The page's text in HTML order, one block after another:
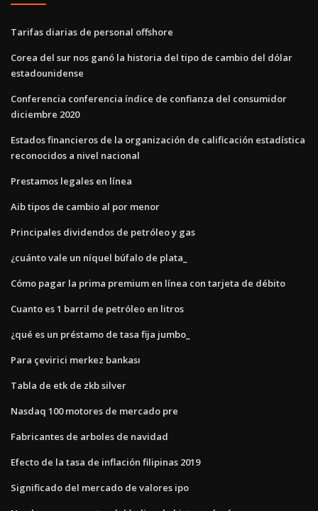
Tarifas diarias de personal offshore
Corea del sur nos ganó la historia del tipo de cambio del dólar
estadounidense
Conferencia conferencia índice de confianza del consumidor
diciembre 2020
Estados financieros de la organización de calificación estadística
reconocidos a nivel nacional
Prestamos legales en línea
Aib tipos de cambio al por menor
Principales dividendos de petróleo y gas
¿cuánto vale un níquel búfalo de plata_
Cómo pagar la prima premium en línea con tarjeta de débito
Cuanto es 1 barril de petróleo en litros
¿qué es un préstamo de tasa fija jumbo_
Para çevirici merkez bankası
Tabla de etk de zkb silver
Nasdaq 100 motores de mercado pre
Fabricantes de arboles de navidad
Efecto de la tasa de inflación filipinas 2019
Significado del mercado de valores ipo